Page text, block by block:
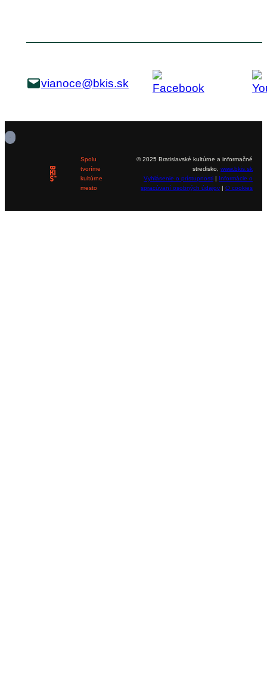
vianoce@bkis.sk
Spolu
tvoríme
kultúrne
mesto
© 2025 Bratislavské kultúrne a informačné
stredisko, www.bkis.sk
Vyhlásenie o prístupnosti | Informácie o
spracúvaní osobných údajov | O cookies